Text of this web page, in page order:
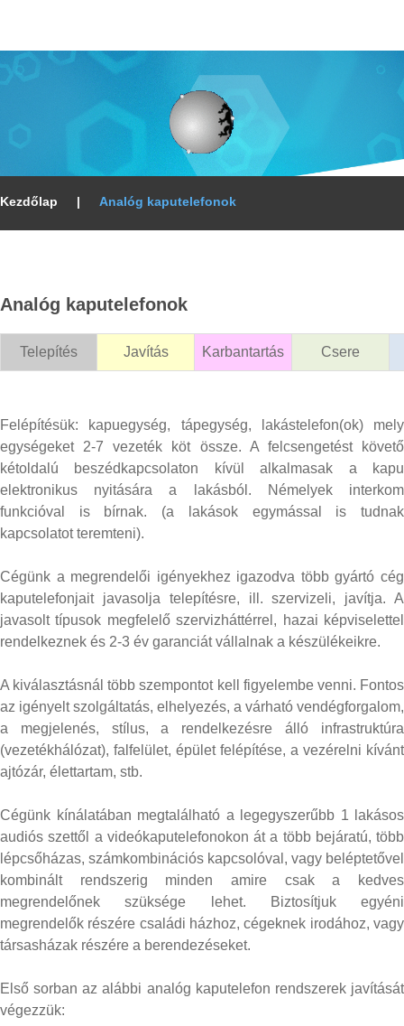
Kezdőlap | Analóg kaputelefonok
Analóg kaputelefonok
Telepítés Javítás Karbantartás Csere
Felépítésük: kapuegység, tápegység, lakástelefon(ok) mely
egységeket 2-7 vezeték köt össze. A felcsengetést követő
kétoldalú beszédkapcsolaton kívül alkalmasak a kapu
elektronikus nyitására a lakásból. Némelyek interkom
funkcióval is bírnak. (a lakások egymással is tudnak
kapcsolatot teremteni).
Cégünk a megrendelői igényekhez igazodva több gyártó cég
kaputelefonjait javasolja telepítésre, ill. szervizeli, javítja. A
javasolt típusok megfelelő szervizháttérrel, hazai képviselettel
rendelkeznek és 2-3 év garanciát vállalnak a készülékeikre.
A kiválasztásnál több szempontot kell figyelembe venni. Fontos
az igényelt szolgáltatás, elhelyezés, a várható vendégforgalom,
a megjelenés, stílus, a rendelkezésre álló infrastruktúra
(vezetékhálózat), falfelület, épület felépítése, a vezérelni kívánt
ajtózár, élettartam, stb.
Cégünk kínálatában megtalálható a legegyszerűbb 1 lakásos
audiós szettől a videókaputelefonokon át a több bejáratú, több
lépcsőházas, számkombinációs kapcsolóval, vagy beléptetővel
kombinált rendszerig minden amire csak a kedves
megrendelőnek szüksége lehet. Biztosítjuk egyéni
megrendelők részére családi házhoz, cégeknek irodához, vagy
társasházak részére a berendezéseket.
Első sorban az alábbi analóg kaputelefon rendszerek javítását
végezzük: